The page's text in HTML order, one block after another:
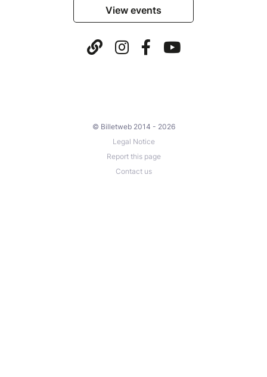
View events
© Billetweb 2014 - 2026
Legal Notice
Report this page
Contact us